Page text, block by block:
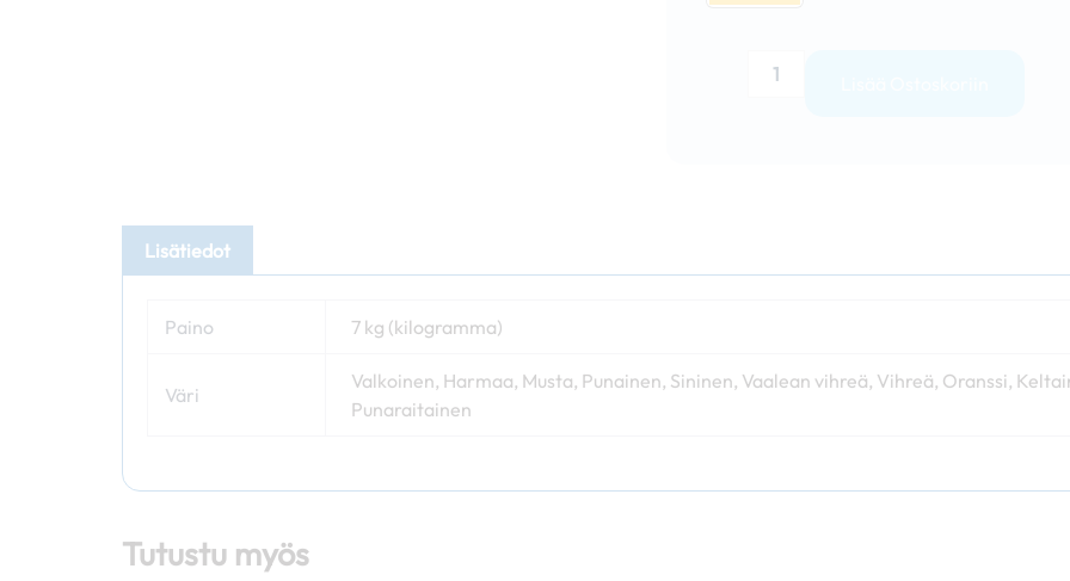
Lisätiedot
Paino 7 kg (kilogramma)
Väri
Valkoinen, Harmaa, Musta, Punainen, Sininen, Vaalean vihreä, Vihreä, Oranssi,
Punaraitainen
Tutustu myös